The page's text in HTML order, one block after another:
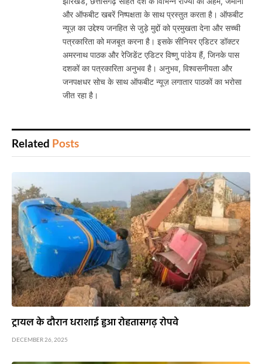
और ऑफबीट खबरें निष्पक्षता के साथ प्रस्तुत करता है। ऑफबीट
न्यूज़ का उद्देश्य जनहित से जुड़े मुद्दों को प्रमुखता देना और सच्ची
पत्रकारिता को मजबूत करना है। इसके सीनियर एडिटर डॉक्टर
अमरनाथ पाठक और रेजिडेंट एडिटर विष्णु पांडेय हैं, जिनके पास
दशकों का पत्रकारिता अनुभव है। अनुभव, विश्वसनीयता और
जनपक्षधर सोच के साथ ऑफबीट न्यूज़ लगातार पाठकों का भरोसा
जीत रहा है।
Related Posts
ट्रायल के दौरान धराशाई हुआ रोहतासगढ़ रोपवे
DECEMBER 26, 2025